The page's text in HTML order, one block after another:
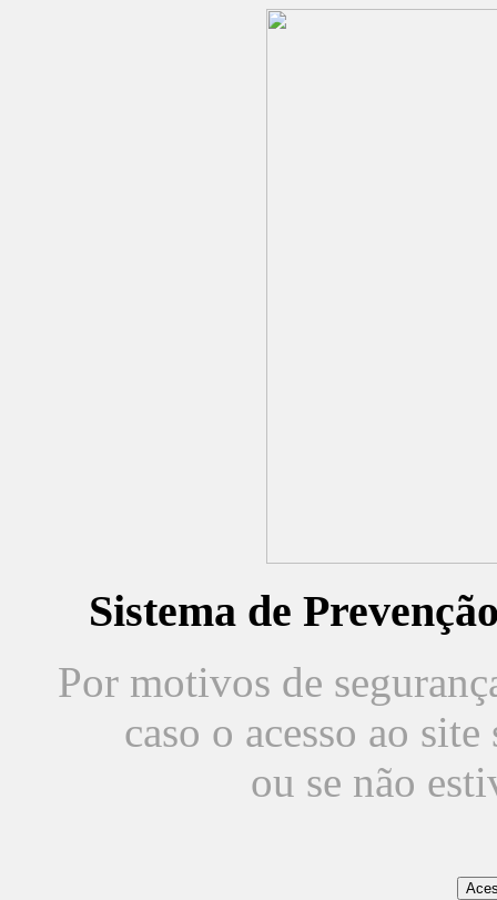
Sistema de
Por motivos de
caso o acesso ao
ou se não